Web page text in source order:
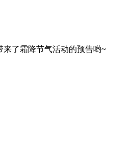
了霜降节气活动的预告哟~